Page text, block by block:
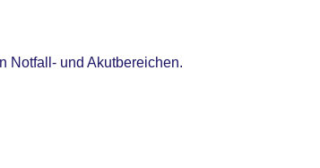
Notfall- und Akutbereichen.